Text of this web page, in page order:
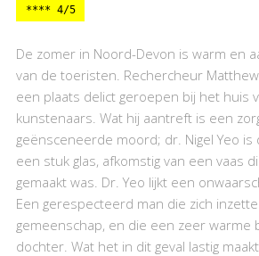
**** 4/5
De zomer in Noord-Devon is warm en
van de toeristen. Rechercheur
een plaats delict geroepen bij het huis
kunstenaars. Wat hij aantreft is een
geënsceneerde moord; dr. Nigel Yeo
een stuk glas, afkomstig van een vaas
gemaakt was. Dr. Yeo lijkt een
Een gerespecteerd man die zich
gemeenschap, en die een zeer warme
dochter. Wat het in dit geval lastig